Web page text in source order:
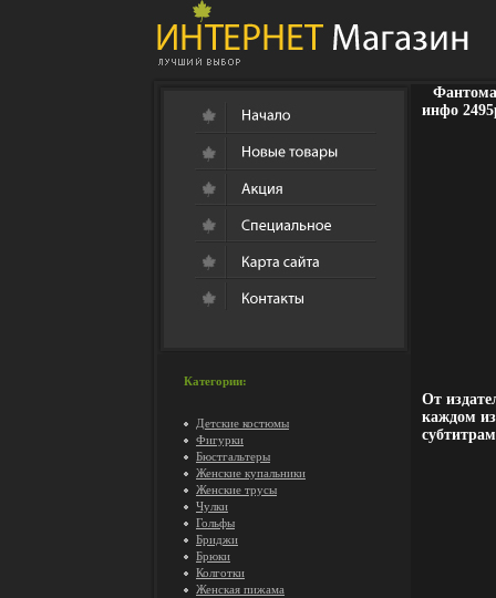
Категории:
Детские костюмы
Фигурки
Бюстгальтеры
Женские купальники
Женские трусы
Чулки
Гольфы
Бриджи
Брюки
Колготки
Женская пижама
инфо
От
каждом